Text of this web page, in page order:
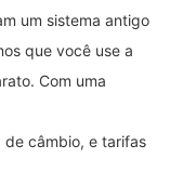
um sistema antigo
que você use a
Com uma
de câmbio, e tarifas